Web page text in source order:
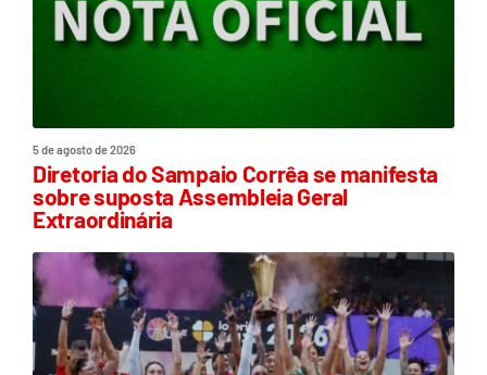
5 de agosto de 2026
Diretoria do Sampaio Corrêa se manifesta
sobre suposta Assembleia Geral
Extraordinária